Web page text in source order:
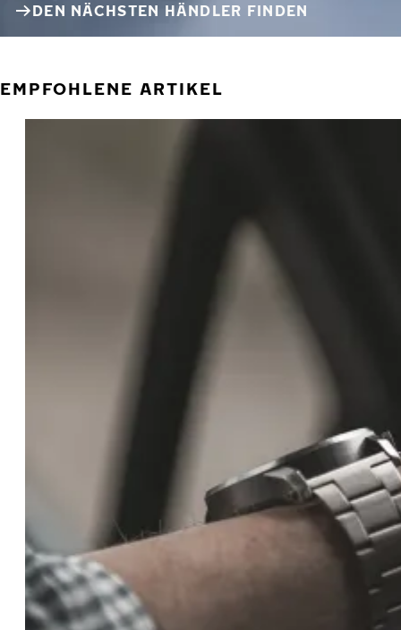
DEN NÄCHSTEN HÄNDLER FINDEN
EMPFOHLENE ARTIKEL